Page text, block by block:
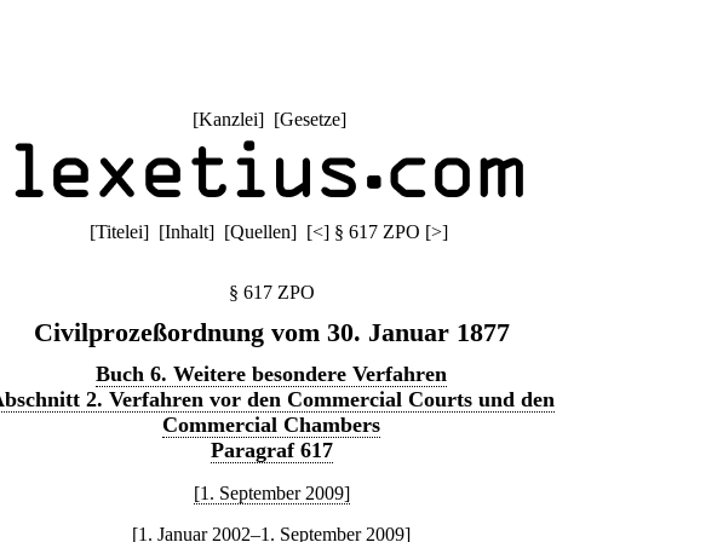
[Kanzlei] [Gesetze]
[Titelei] [Inhalt] [Quellen] [<] § 617 ZPO [>]
§ 617 ZPO
Civilprozeßordnung vom 30. Januar 1877
Buch 6. Weitere besondere Verfahren
2. Verfahren vor den Commercial Courts und den
Commercial Chambers
Paragraf 617
[1. September 2009]
[1. Januar 2002–1. September 2009]